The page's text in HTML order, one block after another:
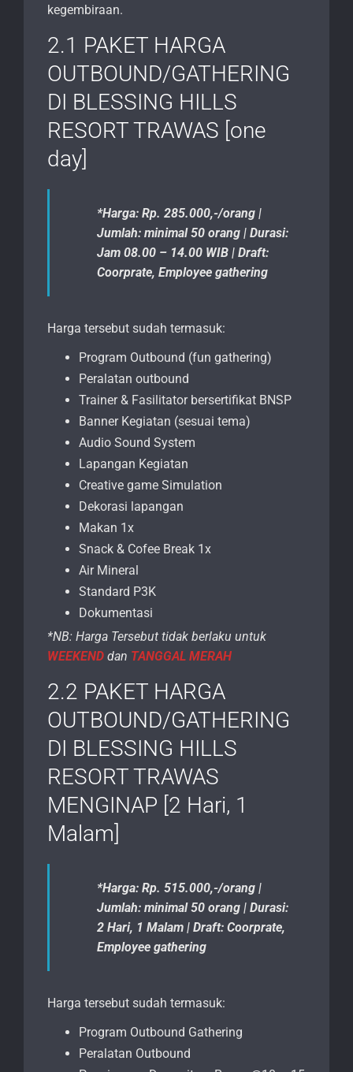
kegembiraan.
2.1 PAKET HARGA
OUTBOUND/GATHERING
DI BLESSING HILLS
RESORT TRAWAS [one
day]
*Harga: Rp. 285.000,-/orang |
Jumlah: minimal 50 orang | Durasi:
Jam 08.00 – 14.00 WIB | Draft:
Coorprate, Employee gathering
Harga tersebut sudah termasuk:
Program Outbound (fun gathering)
Peralatan outbound
Trainer & Fasilitator bersertifikat BNSP
Banner Kegiatan (sesuai tema)
Audio Sound System
Lapangan Kegiatan
Creative game Simulation
Dekorasi lapangan
Makan 1x
Snack & Cofee Break 1x
Air Mineral
Standard P3K
Dokumentasi
*NB: Harga Tersebut tidak berlaku untuk
WEEKEND dan TANGGAL MERAH
2.2 PAKET HARGA
OUTBOUND/GATHERING
DI BLESSING HILLS
RESORT TRAWAS
MENGINAP [2 Hari, 1
Malam]
*Harga: Rp. 515.000,-/orang |
Jumlah: minimal 50 orang | Durasi:
2 Hari, 1 Malam | Draft: Coorprate,
Employee gathering
Harga tersebut sudah termasuk:
Program Outbound Gathering
Peralatan Outbound